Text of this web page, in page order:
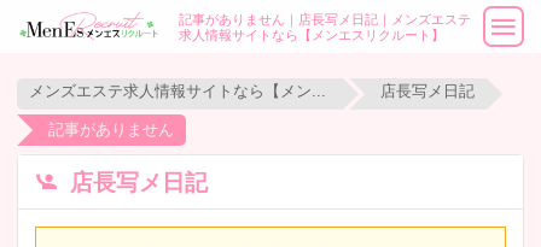
記事がありません｜店長写メ日記｜メンズエステ
求人情報サイトなら【メンエスリクルート】
店長写メ日記
記事がありません
店長写メ日記